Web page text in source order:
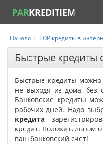
PARKREDITIEM
Начало TOP кредиты в
Быстрые кредиты
Быстрые кредиты
не выходя из дома, без
Банковские кредиты
рабочих дней. Надо
кредита,
кредит. Положительном
ваш банковский счет!